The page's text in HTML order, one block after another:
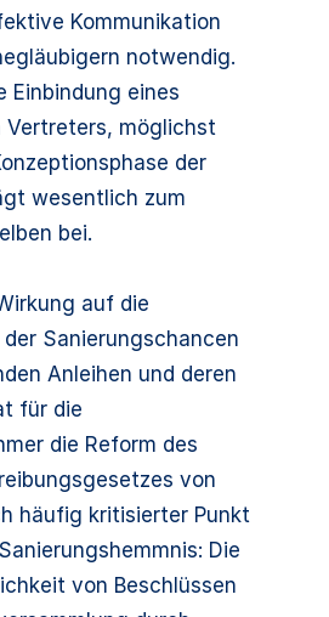
Kommunikation
notwendig.
Einbindung eines
Vertreters, möglichst
der
wesentlich zum
bei.
auf die
Sanierungschancen
Anleihen und deren
für die
die Reform des
von
häufig kritisierter Punkt
Die
von Beschlüssen